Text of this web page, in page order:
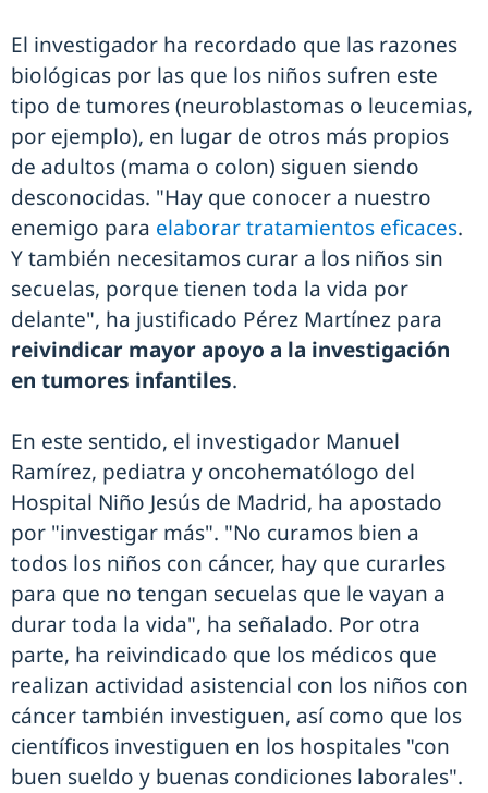
El investigador ha recordado que las razones
biológicas por las que los niños sufren este
tipo de tumores (neuroblastomas o leucemias,
por ejemplo), en lugar de otros más propios
de adultos (mama o colon) siguen siendo
desconocidas. "Hay que conocer a nuestro
enemigo para elaborar tratamientos eficaces.
Y también necesitamos curar a los niños sin
secuelas, porque tienen toda la vida por
delante", ha justificado Pérez Martínez para
reivindicar mayor apoyo a la investigación
en tumores infantiles.
En este sentido, el investigador Manuel
Ramírez, pediatra y oncohematólogo del
Hospital Niño Jesús de Madrid, ha apostado
por "investigar más". "No curamos bien a
todos los niños con cáncer, hay que curarles
para que no tengan secuelas que le vayan a
durar toda la vida", ha señalado. Por otra
parte, ha reivindicado que los médicos que
realizan actividad asistencial con los niños con
cáncer también investiguen, así como que los
científicos investiguen en los hospitales "con
buen sueldo y buenas condiciones laborales".